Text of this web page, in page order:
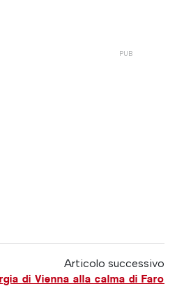
Articolo successivo
di Vienna alla calma di Faro